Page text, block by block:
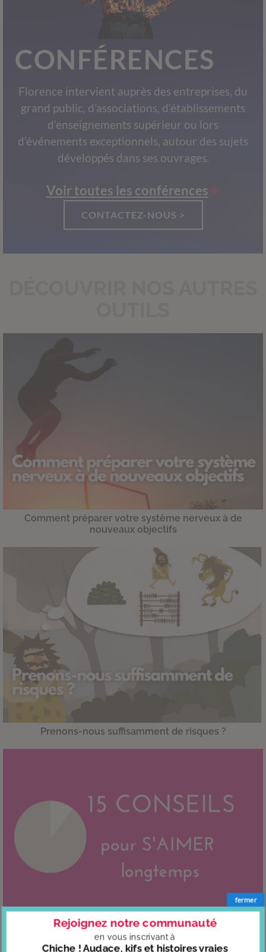
CONFÉRENCES
Florence intervient auprès des entreprises, du
grand public, d’associations, d’établissements
d’enseignements supérieur ou lors
d’événements exceptionnels, autour des sujets
développés dans ses ouvrages.
Voir toutes les conférences
CONTACTEZ-NOUS >
Comment préparer votre système nerveux à de
nouveaux objectifs
Prenons-nous suffisamment de risques ?
15 conseils pour s’aimer longtemps
Rejoignez notre communauté
en vous inscrivant à
Chiche ! Audace, kifs et histoires vraies
fermer